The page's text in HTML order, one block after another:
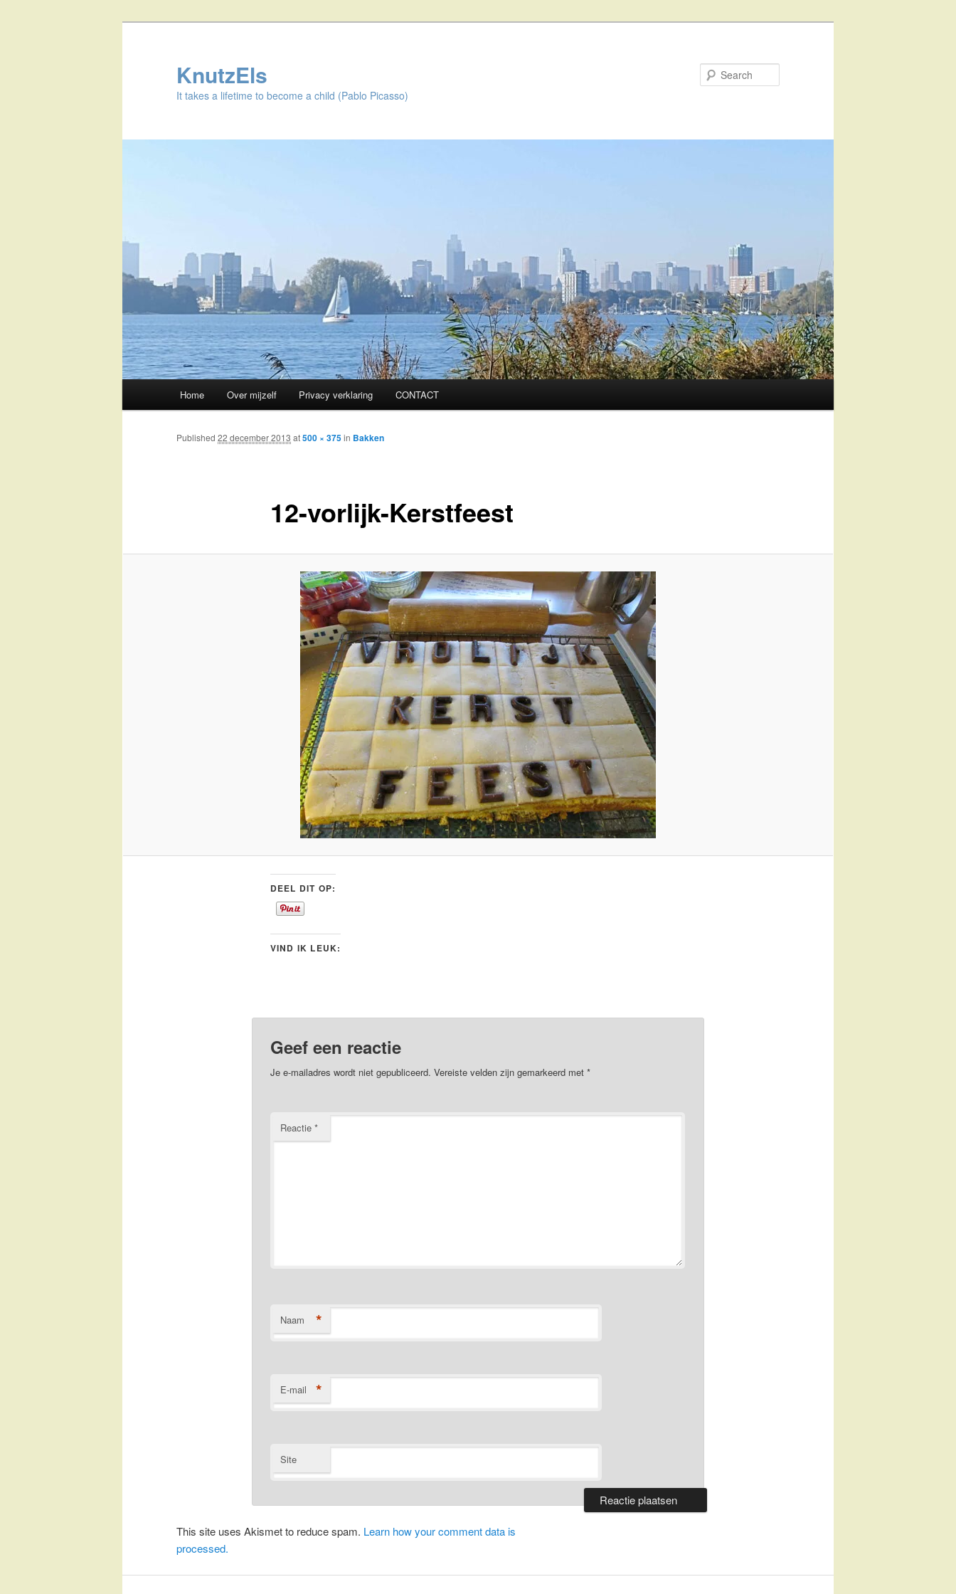
KnutzEls
It takes a lifetime to become a child (Pablo Picasso)
Skip
to
Home Over mijzelf Privacy verklaring CONTACT
12-vorlijk-Kerstfeest
Published 22 december 2013 at500 × 375in Bakken
DEEL DIT OP:
VIND IK LEUK:
Geef een reactie
Je e-mailadres wordt niet gepubliceerd. Vereiste velden zijn gemarkeerd met *
Reactie *
Naam *
E-mail *
Site
This site uses Akismet to reduce spam. Learn how your comment data is
processed.